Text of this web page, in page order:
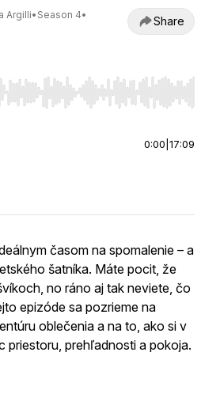
Argilli• Season 4•
Share
Right to seek, Home/End to jump to
0:00 17:09
časom na spomalenie – a
šatníka. Máte pocit, že
no ráno aj tak neviete, čo
epizóde sa pozrieme na
oblečenia a na to, ako si v
priestoru, prehľadnosti a pokoja.